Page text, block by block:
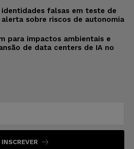
falsas em teste de
alerta sobre riscos de autonomia
para impactos ambientais e
de data centers de IA no
INSCREVER